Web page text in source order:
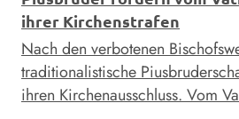
ihrer Kirchenstrafen
Nach den verbotenen
traditionalistische
ihren Kirchenausschluss. Vom